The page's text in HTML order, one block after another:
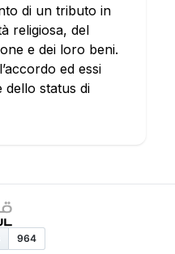
di un tributo in
religiosa, del
e dei loro beni.
ed essi
status di